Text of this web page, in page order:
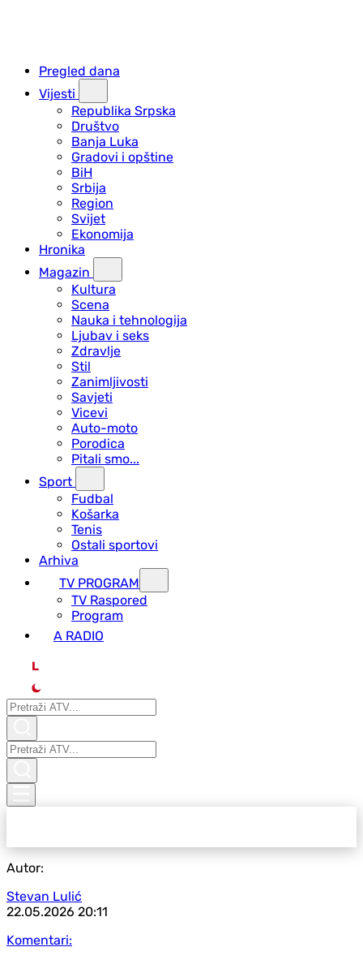
Pregled dana
Vijesti
Republika Srpska
Društvo
Banja Luka
Gradovi i opštine
BiH
Srbija
Region
Svijet
Ekonomija
Hronika
Magazin
Kultura
Scena
Nauka i tehnologija
Ljubav i seks
Zdravlje
Stil
Zanimljivosti
Savjeti
Vicevi
Auto-moto
Porodica
Pitali smo...
Sport
Fudbal
Košarka
Tenis
Ostali sportovi
Arhiva
TV PROGRAM
ТV Raspored
Program
A RADIO
L
Autor:
Stevan Lulić
22.05.2026 20:11
Komentari: